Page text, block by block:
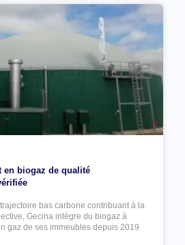
en biogaz de qualité
bas carbone contribuant à la
Gecina intègre du biogaz à
gaz de ses immeubles depuis 2019